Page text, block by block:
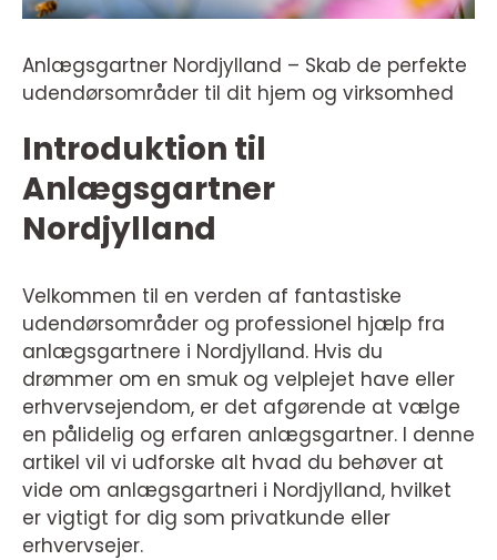
Anlægsgartner Nordjylland – Skab de perfekte
udendørsområder til dit hjem og virksomhed
Introduktion til
Anlægsgartner
Nordjylland
Velkommen til en verden af fantastiske
udendørsområder og professionel hjælp fra
anlægsgartnere i Nordjylland. Hvis du
drømmer om en smuk og velplejet have eller
erhvervsejendom, er det afgørende at vælge
en pålidelig og erfaren anlægsgartner. I denne
artikel vil vi udforske alt hvad du behøver at
vide om anlægsgartneri i Nordjylland, hvilket
er vigtigt for dig som privatkunde eller
erhvervsejer.